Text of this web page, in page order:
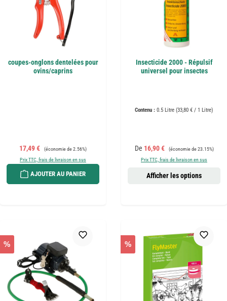
coupes-onglons dentelées pour
ovins/caprins
Prix de vente :
17,49 € Prix régulier :
(économie de 2.56%)
Prix TTC, frais de livraison en sus
AJOUTER AU PANIER
Insecticide 2000 - Répulsif
universel pour insectes
Contenu : 0.5 Litre (33,80 € / 1 Litre)
Prix de vente :
De 16,90 € Prix régulier :
(économie de 23.15%)
Prix TTC, frais de livraison en sus
Afficher les options
% %